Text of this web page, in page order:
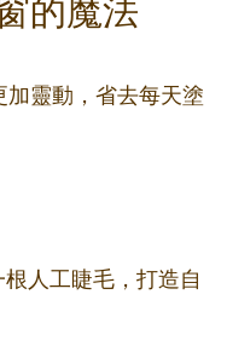
的魔法
靈動，省去每天塗
人工睫毛，打造自